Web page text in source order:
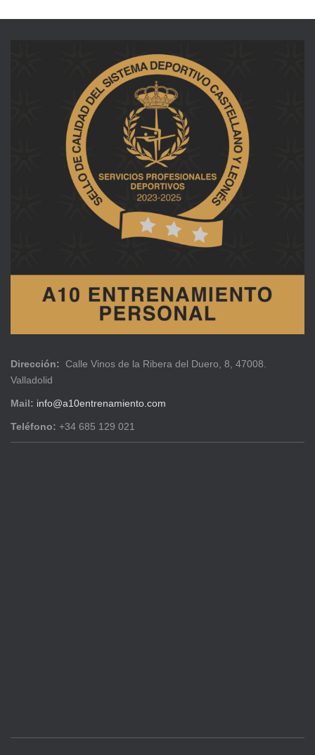
Dirección: Calle Vinos de la Ribera del Duero, 8, 47008.
Valladolid
Mail: info@a10entrenamiento.com
Teléfono: +34 685 129 021